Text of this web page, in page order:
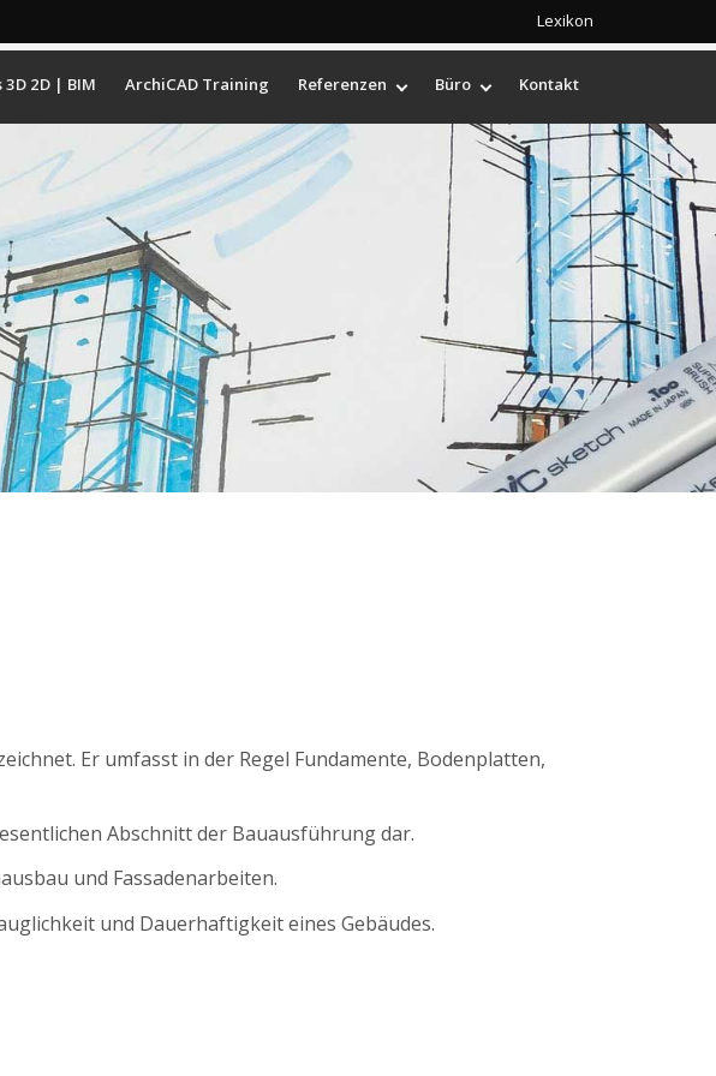
Lexikon
3D 2D | BIM ArchiCAD Training Referenzen Büro Kontakt
Er umfasst in der Regel Fundamente, Bodenplatten,
Abschnitt der Bauausführung dar.
und Fassadenarbeiten.
und Dauerhaftigkeit eines Gebäudes.